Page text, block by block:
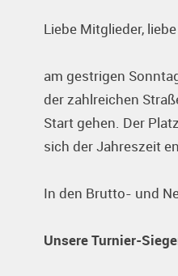
Liebe Mitglieder,
am gestrigen
der zahlreichen
Start gehen. Der
sich der Jahreszeit
In den Brutto- und
Unsere Turnier-